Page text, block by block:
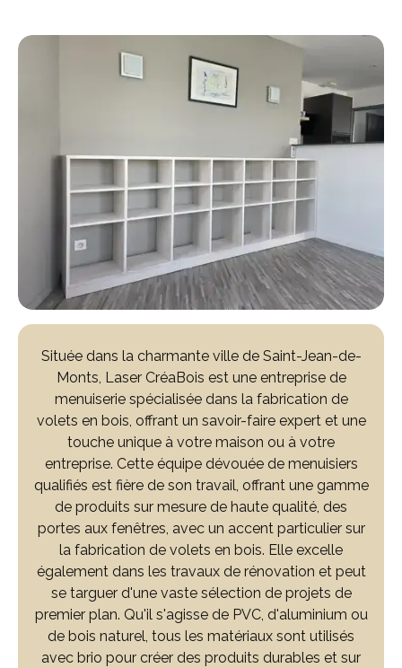
Située dans la charmante ville de Saint-Jean-de-
Monts, Laser CréaBois est une entreprise de
menuiserie spécialisée dans la fabrication de
volets en bois, offrant un savoir-faire expert et une
touche unique à votre maison ou à votre
entreprise. Cette équipe dévouée de menuisiers
qualifiés est fière de son travail, offrant une gamme
de produits sur mesure de haute qualité, des
portes aux fenêtres, avec un accent particulier sur
la fabrication de volets en bois. Elle excelle
également dans les travaux de rénovation et peut
se targuer d'une vaste sélection de projets de
premier plan. Qu'il s'agisse de PVC, d'aluminium ou
de bois naturel, tous les matériaux sont utilisés
avec brio pour créer des produits durables et sur